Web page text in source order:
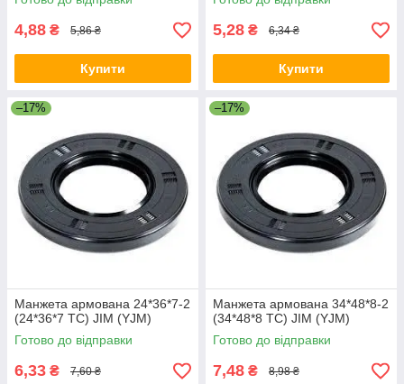
4,88 ₴ 5,86 ₴
Купити
5,28 ₴ 6,34 ₴
Купити
–17%
Манжета армована 24*36*7-2
(24*36*7 TC) JIM (YJM)
Готово до відправки
6,33 ₴ 7,60 ₴
–17%
Манжета армована 34*48*8-2
(34*48*8 TC) JIM (YJM)
Готово до відправки
7,48 ₴ 8,98 ₴